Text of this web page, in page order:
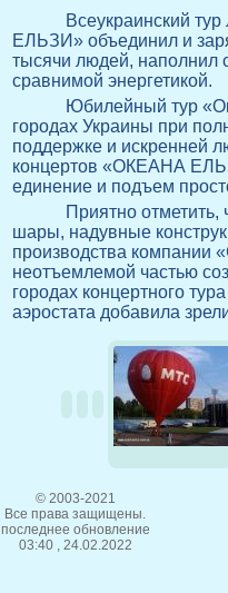
Всеукраинский
ЕЛЬЗИ» объединил и
тысячи людей, наполнил
сравнимой энергетикой.
Юбилейный тур
городах Украины при
поддержке и искренней
концертов «ОКЕАНА
единение и подъем
Приятно отметить,
шары, надувные
производства
неотъемлемой частью
городах концертного
аэростата добавила
© 2003-2021
Все права защищены.
последнее обновление
03:40 , 24.02.2022